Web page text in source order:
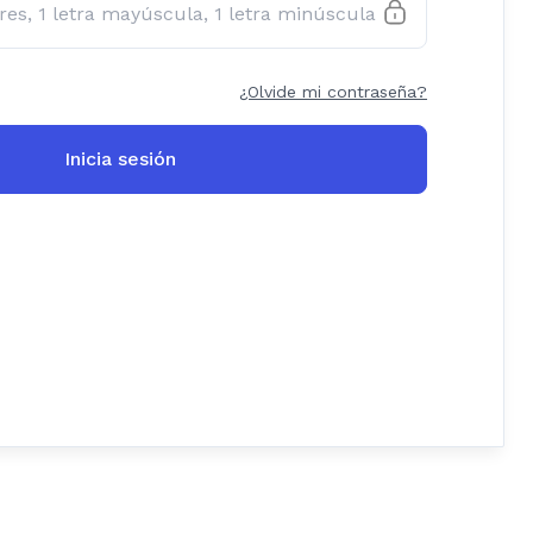
¿Olvide mi contraseña?